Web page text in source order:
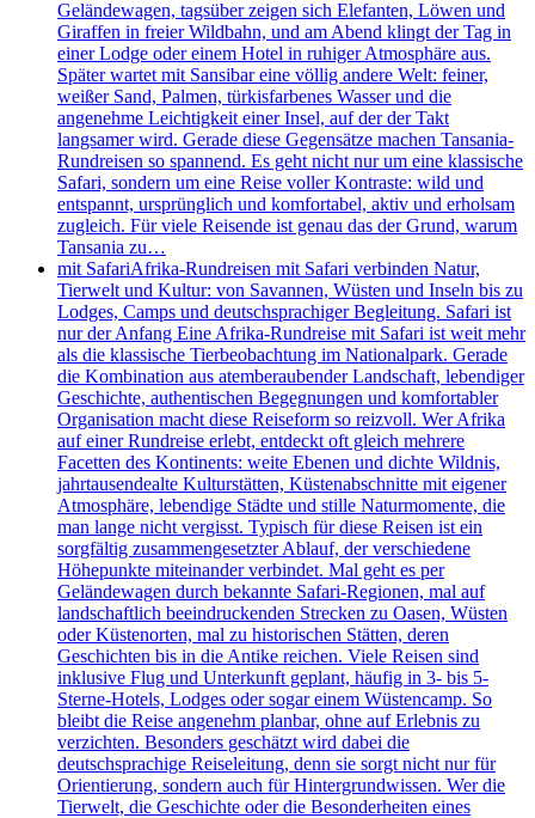
Geländewagen, tagsüber zeigen sich Elefanten, Löwen und
Giraffen in freier Wildbahn, und am Abend klingt der Tag in
einer Lodge oder einem Hotel in ruhiger Atmosphäre aus.
Später wartet mit Sansibar eine völlig andere Welt: feiner,
weißer Sand, Palmen, türkisfarbenes Wasser und die
angenehme Leichtigkeit einer Insel, auf der der Takt
langsamer wird. Gerade diese Gegensätze machen Tansania-
Rundreisen so spannend. Es geht nicht nur um eine klassische
Safari, sondern um eine Reise voller Kontraste: wild und
entspannt, ursprünglich und komfortabel, aktiv und erholsam
zugleich. Für viele Reisende ist genau das der Grund, warum
Tansania zu…
mit SafariAfrika-Rundreisen mit Safari verbinden Natur,
Tierwelt und Kultur: von Savannen, Wüsten und Inseln bis zu
Lodges, Camps und deutschsprachiger Begleitung. Safari ist
nur der Anfang Eine Afrika-Rundreise mit Safari ist weit mehr
als die klassische Tierbeobachtung im Nationalpark. Gerade
die Kombination aus atemberaubender Landschaft, lebendiger
Geschichte, authentischen Begegnungen und komfortabler
Organisation macht diese Reiseform so reizvoll. Wer Afrika
auf einer Rundreise erlebt, entdeckt oft gleich mehrere
Facetten des Kontinents: weite Ebenen und dichte Wildnis,
jahrtausendealte Kulturstätten, Küstenabschnitte mit eigener
Atmosphäre, lebendige Städte und stille Naturmomente, die
man lange nicht vergisst. Typisch für diese Reisen ist ein
sorgfältig zusammengesetzter Ablauf, der verschiedene
Höhepunkte miteinander verbindet. Mal geht es per
Geländewagen durch bekannte Safari-Regionen, mal auf
landschaftlich beeindruckenden Strecken zu Oasen, Wüsten
oder Küstenorten, mal zu historischen Stätten, deren
Geschichten bis in die Antike reichen. Viele Reisen sind
inklusive Flug und Unterkunft geplant, häufig in 3- bis 5-
Sterne-Hotels, Lodges oder sogar einem Wüstencamp. So
bleibt die Reise angenehm planbar, ohne auf Erlebnis zu
verzichten. Besonders geschätzt wird dabei die
deutschsprachige Reiseleitung, denn sie sorgt nicht nur für
Orientierung, sondern auch für Hintergrundwissen. Wer die
Tierwelt, die Geschichte oder die Besonderheiten eines